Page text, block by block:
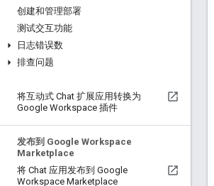
创建和管理部署
测试交互功能
日志错误数
排查问题
将互动式 Chat 扩展应用转换为
Google Workspace 插件
发布到 Google Workspace
Marketplace
将 Chat 应用发布到 Google
Workspace Marketplace